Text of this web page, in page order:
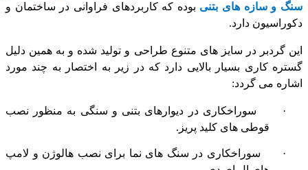
سنگ و سازه های بتنی بوده که کاربردهای فراوانی در ساختمان و
دکوراسیون دارد.
این گردبر در سایز های متنوع طراحی و تولید شده و به همین دلیل
گستره کاری بسیار بالایی دارد که در زیر به اختصار به چند مورد
اشاره می گردد:
·
سوراخکاری در دیوارهای بتنی و سنگی به منظور نصب
قوطی های کلید پریز.
·
سوراخکاری در سنگ های نما برای نصب هالوژن و لامپ